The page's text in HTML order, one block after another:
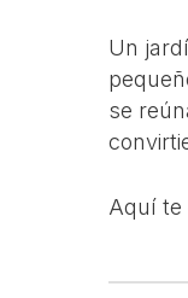
Un
se
Aquí te